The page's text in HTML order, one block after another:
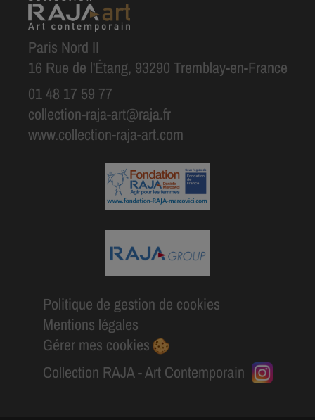
Paris Nord II
16 Rue de l'Étang, 93290 Tremblay-en-France
01 48 17 59 77
collection-raja-art@raja.fr
www.collection-raja-art.com
Politique de gestion de cookies
Mentions légales
Gérer mes cookies
Collection RAJA - Art Contemporain